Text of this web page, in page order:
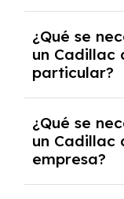
económica.
pero puede
cancelación
las
experto que te
¿Qué se
un Cadillac
particular?
y, en algunos
crediticia y un
¿Qué se
un Cadillac
empresa?